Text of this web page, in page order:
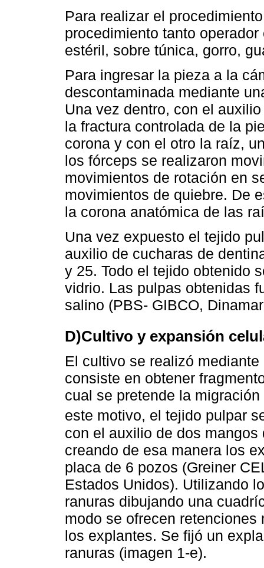
Para realizar el
procedimiento tanto
estéril, sobre túnica, gorro,
Para ingresar la pieza a la
descontaminada mediante
Una vez dentro, con el
la fractura controlada de la
corona y con el otro la raíz,
los fórceps se realizaron
movimientos de rotación en
movimientos de quiebre. De
la corona anatómica de las
Una vez expuesto el tejido
auxilio de cucharas de
y 25. Todo el tejido obtenido
vidrio. Las pulpas obtenidas
salino (PBS- GIBCO,
D)Cultivo y expansión
El cultivo se realizó
consiste en obtener
cual se pretende la
este motivo, el tejido pulpar
con el auxilio de dos
creando de esa manera los
placa de 6 pozos (Greiner
Estados Unidos). Utilizando
ranuras dibujando una
modo se ofrecen
los explantes. Se fijó un
ranuras (imagen 1-e).